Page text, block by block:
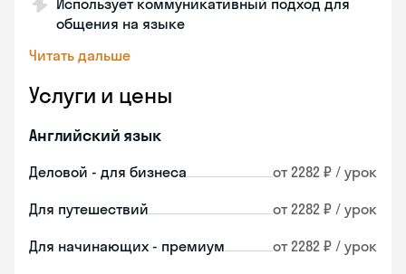
Использует коммуникативный подход для
общения на языке
Читать дальше
Услуги и цены
Английский язык
Деловой - для бизнеса от 2282 ₽ / урок
Для путешествий от 2282 ₽ / урок
Для начинающих - премиум от 2282 ₽ / урок